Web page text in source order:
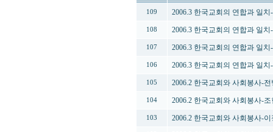
109 2006.3 한국교회의 연합과 일
108 2006.3 한국교회의 연합과 일
107 2006.3 한국교회의 연합과 일
106 2006.3 한국교회의 연합과 일
105 2006.2 한국교회와 사회봉사-
104 2006.2 한국교회와 사회봉사-
103 2006.2 한국교회와 사회봉사-